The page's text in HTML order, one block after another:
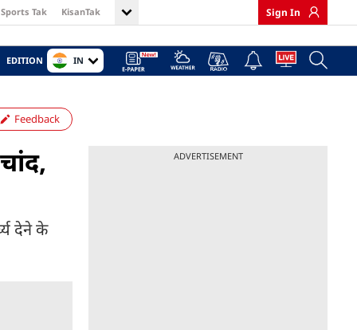
Sports Tak KisanTak Sign In
EDITION IN
Feedback
देने के
ADVERTISEMENT